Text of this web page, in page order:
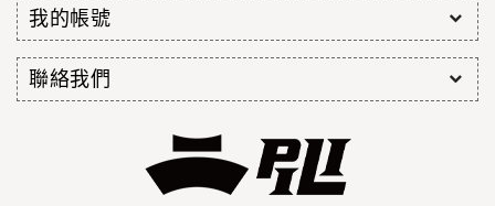
我的帳號
聯絡我們